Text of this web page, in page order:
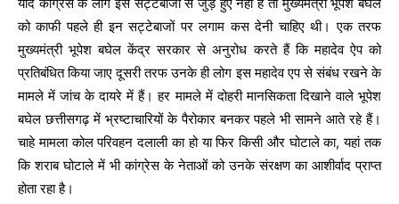
को काफी पहले ही इन सट्टेबाजों पर लगाम कस देनी चाहिए थी। एक तरफ
मुख्यमंत्री भूपेश बघेल केंद्र सरकार से अनुरोध करते हैं कि महादेव ऐप को
प्रतिबंधित किया जाए दूसरी तरफ उनके ही लोग इस महादेव एप से संबंध रखने के
मामले में जांच के दायरे में हैं। हर मामले में दोहरी मानसिकता दिखाने वाले भूपेश
बघेल छत्तीसगढ़ में भ्रष्टाचारियों के पैरोकार बनकर पहले भी सामने आते रहे हैं।
चाहे मामला कोल परिवहन दलाली का हो या फिर किसी और घोटाले का, यहां तक
कि शराब घोटाले में भी कांग्रेस के नेताओं को उनके संरक्षण का आशीर्वाद प्राप्त
होता रहा है।